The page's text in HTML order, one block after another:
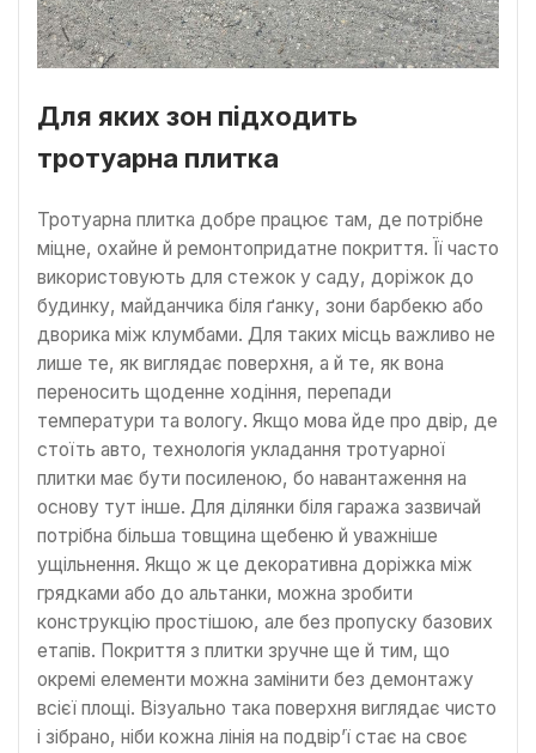
Для яких зон підходить
тротуарна плитка
Тротуарна плитка добре працює там, де потрібне
міцне, охайне й ремонтопридатне покриття. Її часто
використовують для стежок у саду, доріжок до
будинку, майданчика біля ґанку, зони барбекю або
дворика між клумбами. Для таких місць важливо не
лише те, як виглядає поверхня, а й те, як вона
переносить щоденне ходіння, перепади
температури та вологу. Якщо мова йде про двір, де
стоїть авто, технологія укладання тротуарної
плитки має бути посиленою, бо навантаження на
основу тут інше. Для ділянки біля гаража зазвичай
потрібна більша товщина щебеню й уважніше
ущільнення. Якщо ж це декоративна доріжка між
грядками або до альтанки, можна зробити
конструкцію простішою, але без пропуску базових
етапів. Покриття з плитки зручне ще й тим, що
окремі елементи можна замінити без демонтажу
всієї площі. Візуально така поверхня виглядає чисто
і зібрано, ніби кожна лінія на подвір’ї стає на своє